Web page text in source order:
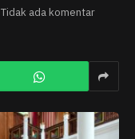
Tidak ada komentar